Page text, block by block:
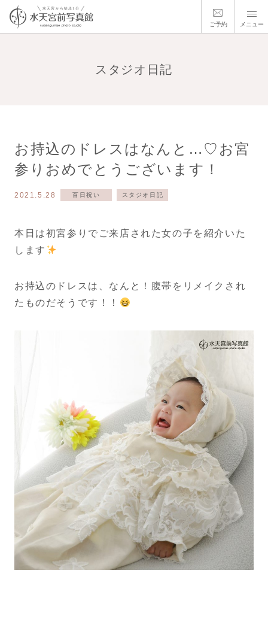
ご予約 メニュー
スタジオ日記
お持込のドレスはなんと…♡お宮
参りおめでとうございます！
2021.5.28 百日祝い スタジオ日記
本日は初宮参りでご来店された女の子を紹介いた
します
お持込のドレスは、なんと！腹帯をリメイクされ
たものだそうです！！